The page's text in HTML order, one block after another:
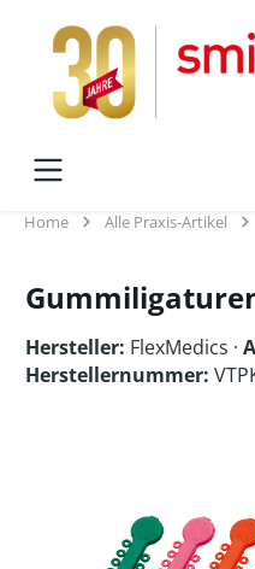
springen
Home Alle Praxis-Artikel
Hersteller: FlexMedics ·
Herstellernummer: